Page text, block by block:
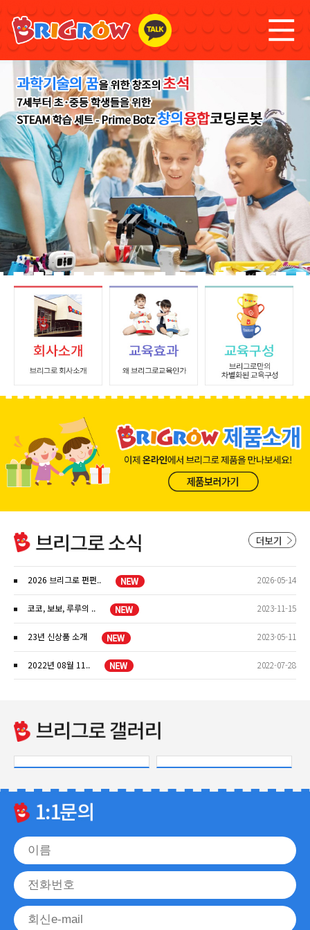
2026 브리그로 펀펀.. 2026-05-14
코코, 보보, 루루의 .. 2023-11-15
23년 신상품 소개 2023-05-11
2022년 08월 11.. 2022-07-28